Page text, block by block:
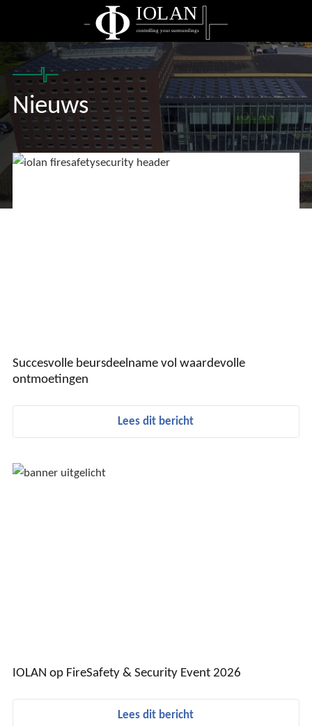
IOLAN
controlling your surroundings
Nieuws
Succesvolle beursdeelname vol waardevolle
ontmoetingen
Lees dit bericht
IOLAN op FireSafety & Security Event 2026
Lees dit bericht